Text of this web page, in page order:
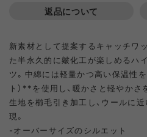
返品について
新素材として提案するキャッチワ
た半永久的に皴化工が楽しめるハ
ツ。中綿には軽量かつ高い保温性
ト）**を使用し、暖かさと軽やか
生地を櫛毛引き加工し、ウールに
現。
-オーバーサイズのシルエット